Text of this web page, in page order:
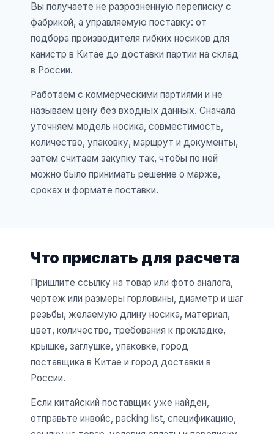
Вы получаете не разрозненную переписку с
фабрикой, а управляемую поставку: от
подбора производителя гибких носиков для
канистр в Китае до доставки партии на склад
в России.
Работаем с коммерческими партиями и не
называем цену без входных данных. Сначала
уточняем модель носика, совместимость,
количество, упаковку, маршрут и документы,
затем считаем закупку так, чтобы по ней
можно было принимать решение о марже,
сроках и формате поставки.
Что прислать для расчета
Пришлите ссылку на товар или фото аналога,
чертеж или размеры горловины, диаметр и шаг
резьбы, желаемую длину носика, материал,
цвет, количество, требования к прокладке,
крышке, заглушке, упаковке, город
поставщика в Китае и город доставки в
России.
Если китайский поставщик уже найден,
отправьте инвойс, packing list, спецификацию,